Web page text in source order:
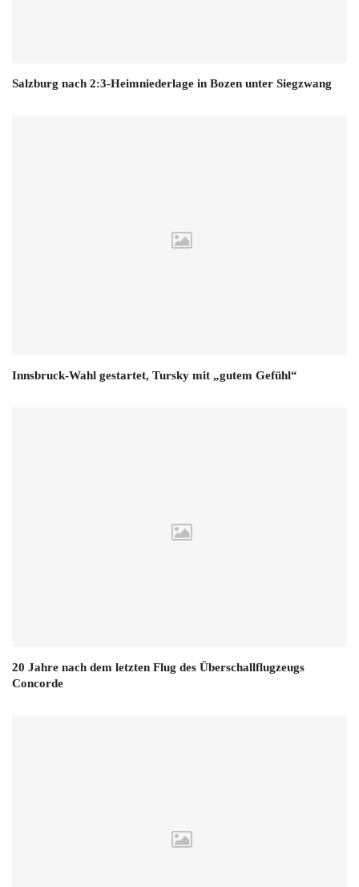
Salzburg nach 2:3-Heimniederlage in Bozen unter Siegzwang
Innsbruck-Wahl gestartet, Tursky mit „gutem Gefühl“
20 Jahre nach dem letzten Flug des Überschallflugzeugs
Concorde